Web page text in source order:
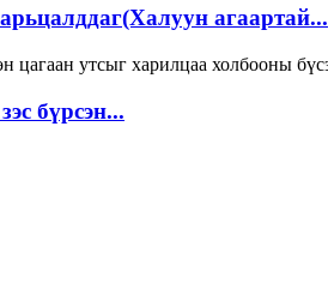
агаартай...
бүрсэн...